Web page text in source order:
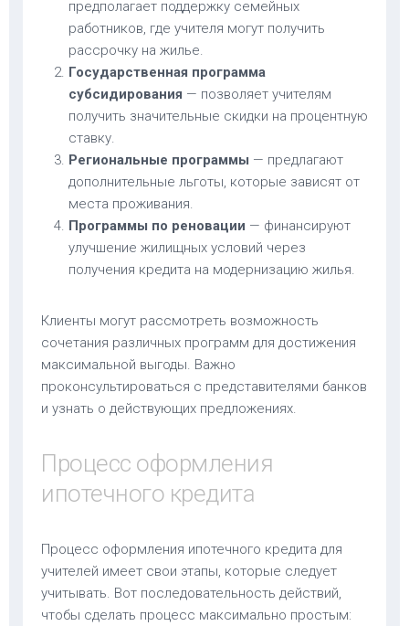
предполагает поддержку семейных
работников, где учителя могут получить
рассрочку на жилье.
Государственная программа
субсидирования — позволяет учителям
получить значительные скидки на процентную
ставку.
Региональные программы — предлагают
дополнительные льготы, которые зависят от
места проживания.
Программы по реновации — финансируют
улучшение жилищных условий через
получения кредита на модернизацию жилья.
Клиенты могут рассмотреть возможность
сочетания различных программ для достижения
максимальной выгоды. Важно
проконсультироваться с представителями банков
и узнать о действующих предложениях.
Процесс оформления
ипотечного кредита
Процесс оформления ипотечного кредита для
учителей имеет свои этапы, которые следует
учитывать. Вот последовательность действий,
чтобы сделать процесс максимально простым: